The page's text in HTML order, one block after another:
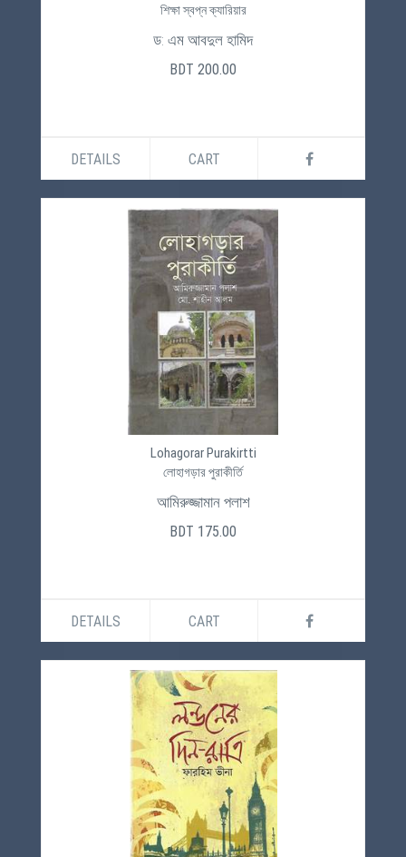
শিক্ষা স্বপ্ন ক্যারিয়ার
ড: এম আবদুল হামিদ
BDT 200.00
DETAILS CART
Lohagorar Purakirtti
লোহাগড়ার পুরাকীর্তি
আমিরুজ্জামান পলাশ
BDT 175.00
DETAILS CART